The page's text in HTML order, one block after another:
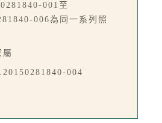
001至
006為同一系列照
屬
004